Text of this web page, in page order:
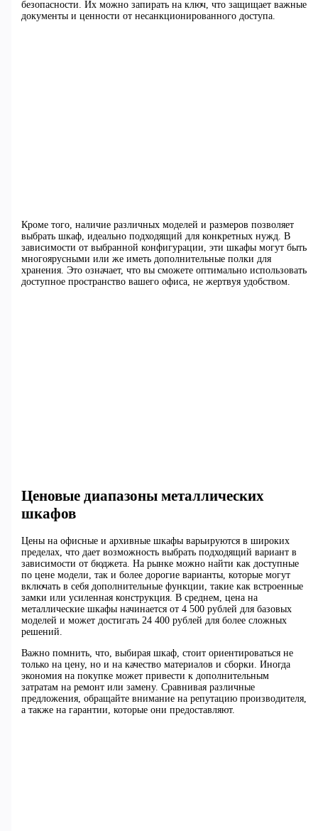
безопасности. Их можно запирать на ключ, что защищает важные
документы и ценности от несанкционированного доступа.
Кроме того, наличие различных моделей и размеров позволяет
выбрать шкаф, идеально подходящий для конкретных нужд. В
зависимости от выбранной конфигурации, эти шкафы могут быть
многоярусными или же иметь дополнительные полки для
хранения. Это означает, что вы сможете оптимально использовать
доступное пространство вашего офиса, не жертвуя удобством.
Ценовые диапазоны металлических
шкафов
Цены на офисные и архивные шкафы варьируются в широких
пределах, что дает возможность выбрать подходящий вариант в
зависимости от бюджета. На рынке можно найти как доступные
по цене модели, так и более дорогие варианты, которые могут
включать в себя дополнительные функции, такие как встроенные
замки или усиленная конструкция. В среднем, цена на
металлические шкафы начинается от 4 500 рублей для базовых
моделей и может достигать 24 400 рублей для более сложных
решений.
Важно помнить, что, выбирая шкаф, стоит ориентироваться не
только на цену, но и на качество материалов и сборки. Иногда
экономия на покупке может привести к дополнительным
затратам на ремонт или замену. Сравнивая различные
предложения, обращайте внимание на репутацию производителя,
а также на гарантии, которые они предоставляют.